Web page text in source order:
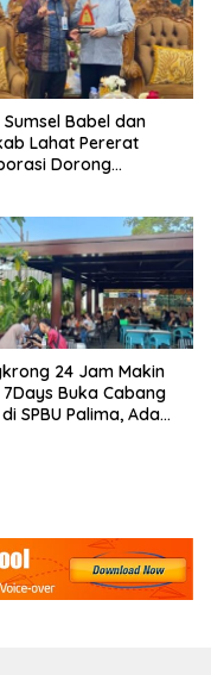
Sumsel Babel dan
Lahat Pererat
Dorong
24 Jam Makin
7Days Buka Cabang
SPBU Palima, Ada